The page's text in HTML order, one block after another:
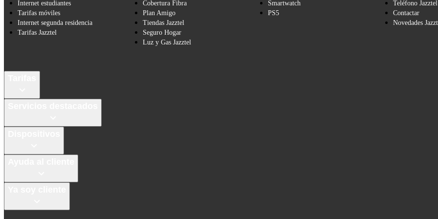
Internet estudiantes
Tarifas móviles
Internet segunda residencia
Tarifas Jazztel
Cobertura Fibra
Plan Amigo
Tiendas Jazztel
Seguro Hogar
Luz y Gas Jazztel
Smartwatch
PS5
Teléfono Jazztel
Contactar
Novedades